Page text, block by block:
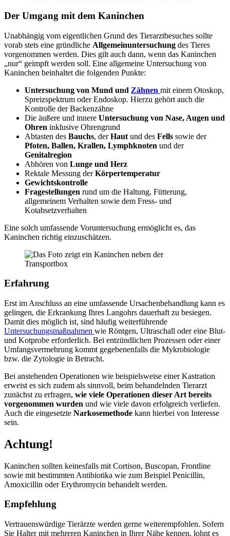
Der Umgang mit dem Kaninchen
Unabhängig vom eigentlichen Grund des Tierarztbesuches sollte
vorab stets eine gründliche Allgemeinuntersuchung des Tieres
vorgenommen werden. Dies gilt auch dann, wenn das Kaninchen
„nur“ geimpft werden soll. Eine allgemeine Untersuchung von
Kaninchen beinhaltet die folgenden Punkte:
Untersuchung von Mund und Zähnen mit einem Otoskop,
Spreizspektrum oder Endoskop. Hierzu gehört auch die
Kontrolle der Backenzähne
Die äußere und innere Untersuchung von Nase, Augen und
Ohren inklusive Ohrengrund
Abtasten des Bauchs, derHaut und des Fells sowie der
Pfoten, Ballen, Krallen, Lymphknoten und der
Genitalregion
Abhören von Lunge und Herz
Rektale Messung derKörpertemperatur
Gewichtskontrolle
Fragestellungen rund um die Haltung, Fütterung,
allgemeinem Verhalten sowie dem Fress- und
Kotabsetzverhalten
Eine solch umfassende Voruntersuchung ermöglicht es, das
Kaninchen richtig einzuschätzen.
Erfahrung
Erst im Anschluss an eine umfassende Ursachenbehandlung kann es
gelingen, die Erkrankung Ihres Langohrs dauerhaft zu besiegen.
Damit dies möglich ist, sind häufig weiterführende
Untersuchungsmaßnahmen wie Röntgen, Ultraschall oder eine Blut-
und Kotprobe erforderlich. Bei entzündlichen Prozessen oder einer
Umfangsvermehrung kommt gegebenenfalls die Mykrobiologie
bzw. die Zytologie in Betracht.
Bei anstehenden Operationen wie beispielsweise einer Kastration
erweist es sich zudem als sinnvoll, beim behandelnden Tierarzt
zunächst zu erfragen, wie viele Operationen dieser Art bereits
vorgenommen wurden und wie viele davon erfolgreich verliefen.
Auch die eingesetzte Narkosemethode kann hierbei von Interesse
sein.
Achtung!
Kaninchen sollten keinesfalls mit Cortison, Buscopan, Frontline
sowie mit bestimmten Antibiotika wie zum Beispiel Penicillin,
Amoxicillin oder Erythromycin behandelt werden.
Empfehlung
Vertrauenswürdige Tierärzte werden gerne weiterempfohlen. Sofern
Sie Halter mit mehreren Kaninchen in Ihrer Nähe kennen, lohnt es